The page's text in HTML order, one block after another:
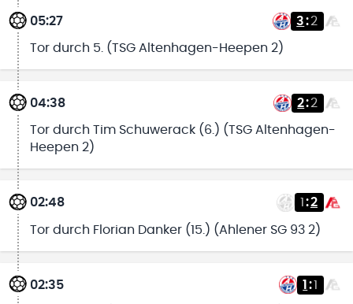
05:27 3:2
Tor durch 5. (TSG Altenhagen-Heepen 2)
04:38 2:2
Tor durch Tim Schuwerack (6.) (TSG Altenhagen-
Heepen 2)
02:48 1 :2
Tor durch Florian Danker (15.) (Ahlener SG 93 2)
02:35 1 :1